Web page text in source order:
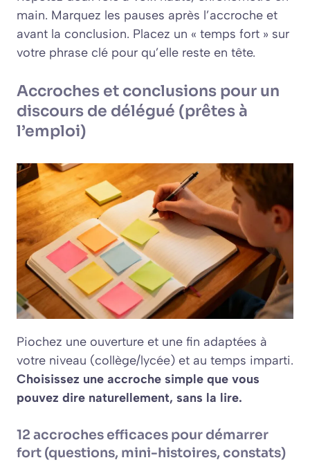
main. Marquez les pauses après l’accroche et
avant la conclusion. Placez un « temps fort » sur
votre phrase clé pour qu’elle reste en tête.
Accroches et conclusions pour un
discours de délégué (prêtes à
l’emploi)
Piochez une ouverture et une fin adaptées à
votre niveau (collège/lycée) et au temps imparti.
Choisissez une accroche simple que vous
pouvez dire naturellement, sans la lire.
12 accroches efficaces pour démarrer
fort (questions, mini-histoires, constats)